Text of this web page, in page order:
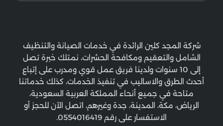
شركة المجد كلين الرائدة في خدمات الصيانة والتنظيف
الشامل والتعقيم ومكافحة الحشرات، نمتلك خبرة تصل
إلى 10 سنوات ولدينا فريق عمل قوي ومدرب على إتباع
أحدث الطرق والاساليب في تنفيذ الخدمات، كذلك خدماتنا
متاحة في جميع أنحاء المملكة العربية السعودية،
الرياض، مكة، المدينة، جدة وغيرهم، اتصل الآن للحجز أو
الاستفسار على رقم 0554016419.